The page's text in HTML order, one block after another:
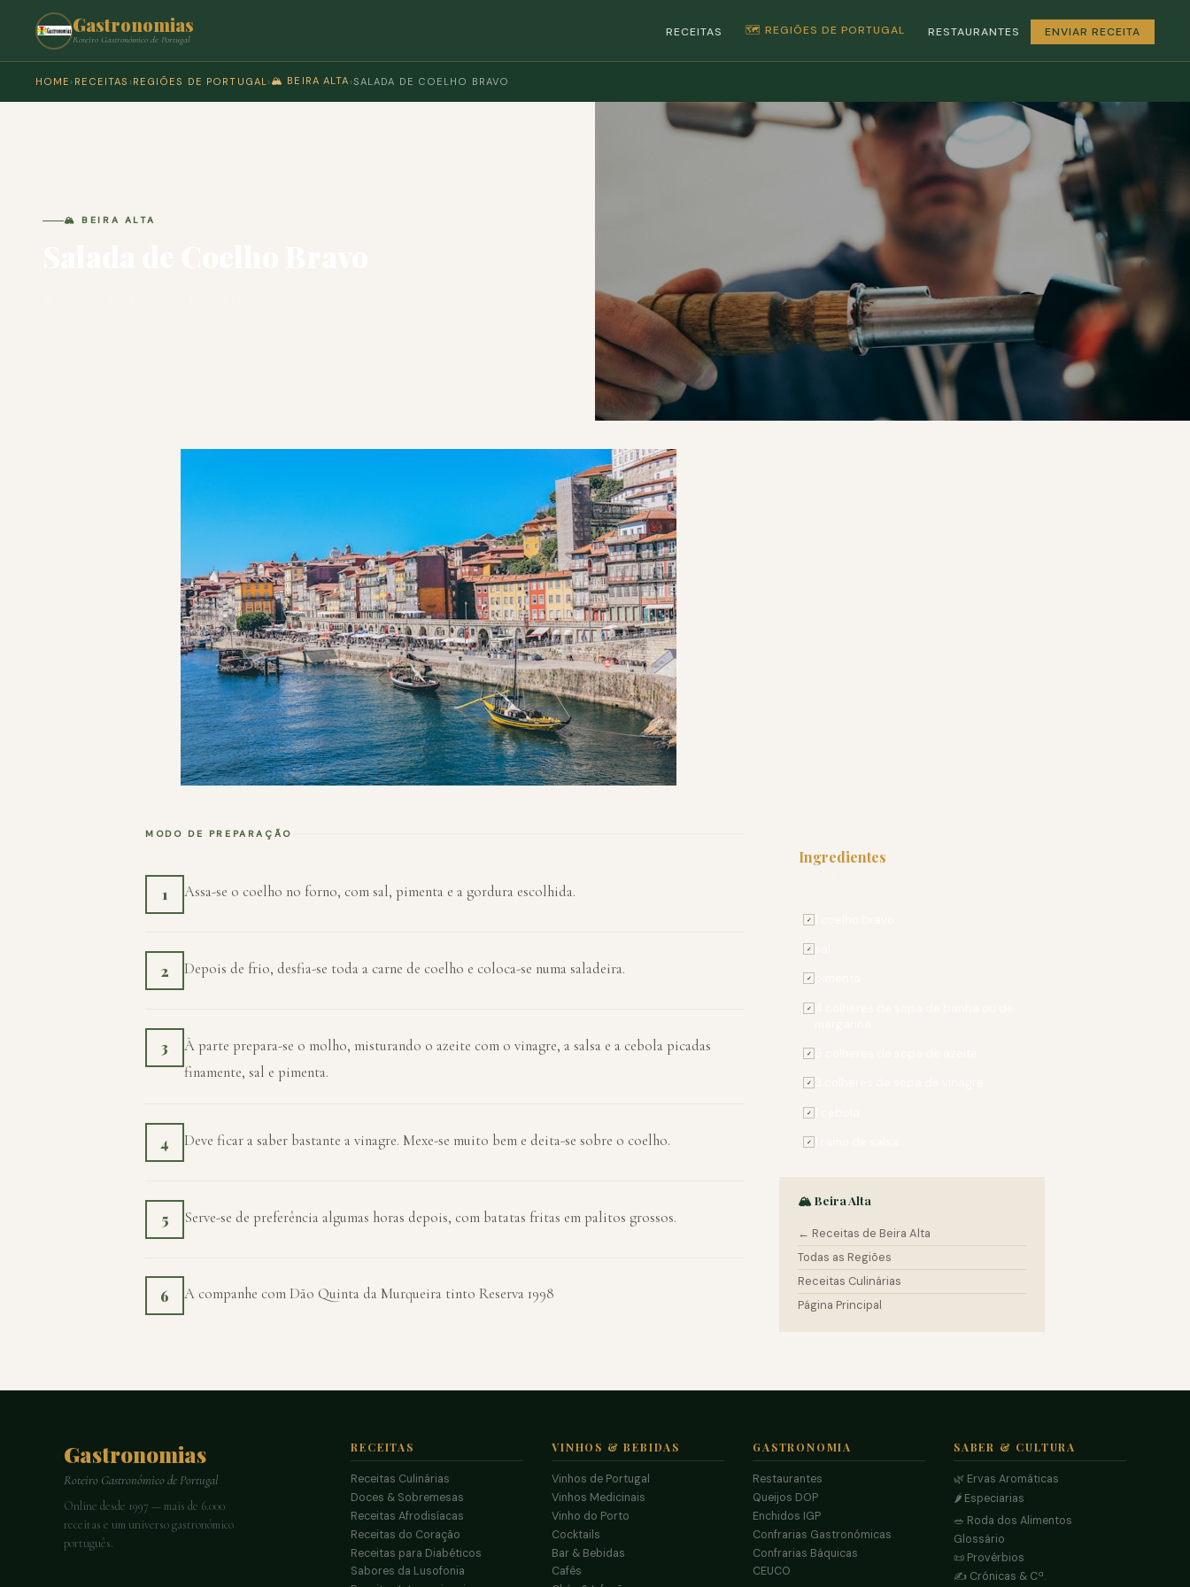
Gastronomias
Roteiro Gastronómico de Portugal
RECEITAS 🗺️ REGIÕES DE PORTUGAL RESTAURANTES ENVIAR RECEITA
HOME › RECEITAS › REGIÕES DE PORTUGAL›🏔️ BEIRA ALTA ›SALADA DE COELHO BRAVO
🏔️ BEIRA ALTA
MODO DE PREPARAÇÃO
1 Assa-se o coelho no forno, com sal, pimenta e a gordura escolhida.
2 Depois de frio, desfia-se toda a carne de coelho e coloca-se numa saladeira.
3
À parte prepara-se o molho, misturando o azeite com o vinagre, a salsa e a cebola picadas
finamente, sal e pimenta.
4 Deve ficar a saber bastante a vinagre. Mexe-se muito bem e deita-se sobre o coelho.
5 Serve-se de preferência algumas horas depois, com batatas fritas em palitos grossos.
6 A companhe com Dão Quinta da Murqueira tinto Reserva 1998
Ingredientes
✓
✓
✓
✓
✓
✓
✓
✓
🏔️ Beira Alta
← Receitas de Beira Alta
Todas as Regiões
Receitas Culinárias
Página Principal
Gastronomias
Roteiro Gastronómico de Portugal
Online desde 1997 — mais de 6.000
receitas e um universo gastronómico
português.
RECEITAS
Receitas Culinárias
Doces & Sobremesas
Receitas Afrodisíacas
Receitas do Coração
Receitas para Diabéticos
Sabores da Lusofonia
VINHOS & BEBIDAS
Vinhos de Portugal
Vinhos Medicinais
Vinho do Porto
Cocktails
Bar & Bebidas
Cafés
GASTRONOMIA
Restaurantes
Queijos DOP
Enchidos IGP
Confrarias Gastronómicas
Confrarias Báquicas
CEUCO
SABER & CULTURA
🌿 Ervas Aromáticas
🌶️ Especiarias
🥗 Roda dos Alimentos
Glossário
📜 Provérbios
✍️ Crónicas & Cª.